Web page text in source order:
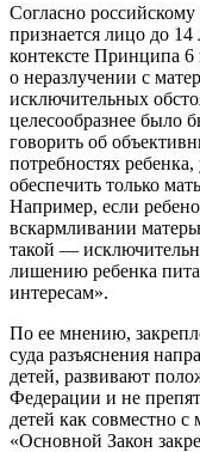
Согласно российскому
признается лицо до 14
контексте Принципа 6
о неразлучении с
исключительных
целесообразнее было
говорить об
потребностях
обеспечить только
Например, если
вскармливании
такой —
лишению ребенка
интересам».
По ее мнению,
суда разъяснения
детей, развивают
Федерации и не
детей как совместно
«Основной Закон